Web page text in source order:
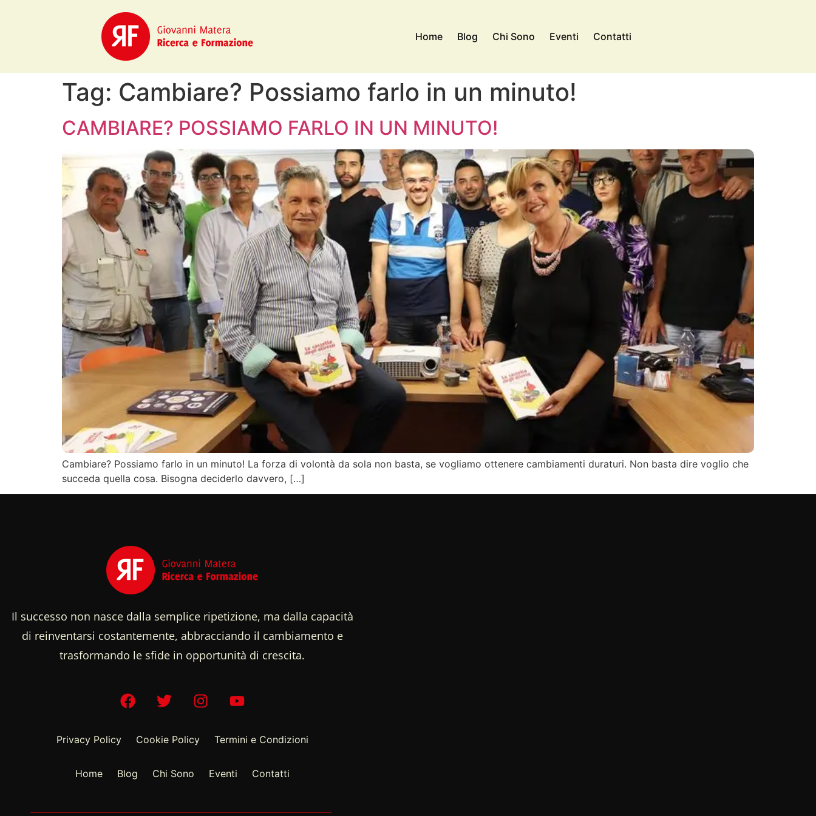
Home Blog Chi Sono Eventi Contatti
Tag: Cambiare? Possiamo farlo in un minuto!
CAMBIARE? POSSIAMO FARLO IN UN MINUTO!
Cambiare? Possiamo farlo in un minuto! La forza di volontà da sola non basta, se vogliamo ottenere cambiamenti duraturi. Non basta dire voglio che
succeda quella cosa. Bisogna deciderlo davvero, […]
Il successo non nasce dalla semplice ripetizione, ma dalla capacità
di reinventarsi costantemente, abbracciando il cambiamento e
trasformando le sfide in opportunità di crescita.
Privacy Policy Cookie Policy Termini e Condizioni
Home Blog Chi Sono Eventi Contatti